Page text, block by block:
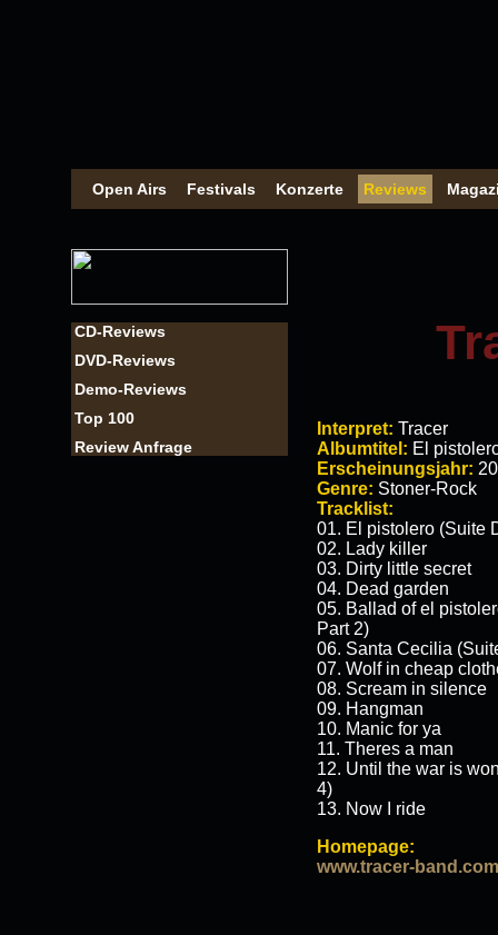
Open Airs Festivals Konzerte Reviews
CD-Reviews
DVD-Reviews
Demo-Reviews
Top 100
Review Anfrage
Interpret: Tracer
Albumtitel: El
Erscheinungsjahr:
Genre: Stoner-Rock
Tracklist:
01. El pistolero (Suite
02. Lady killer
03. Dirty little secret
04. Dead garden
05. Ballad of el
Part 2)
06. Santa Cecilia
07. Wolf in cheap
08. Scream in silence
09. Hangman
10. Manic for ya
11. Theres a man
12. Until the war is
4)
13. Now I ride
Homepage:
www.tracer-band.com